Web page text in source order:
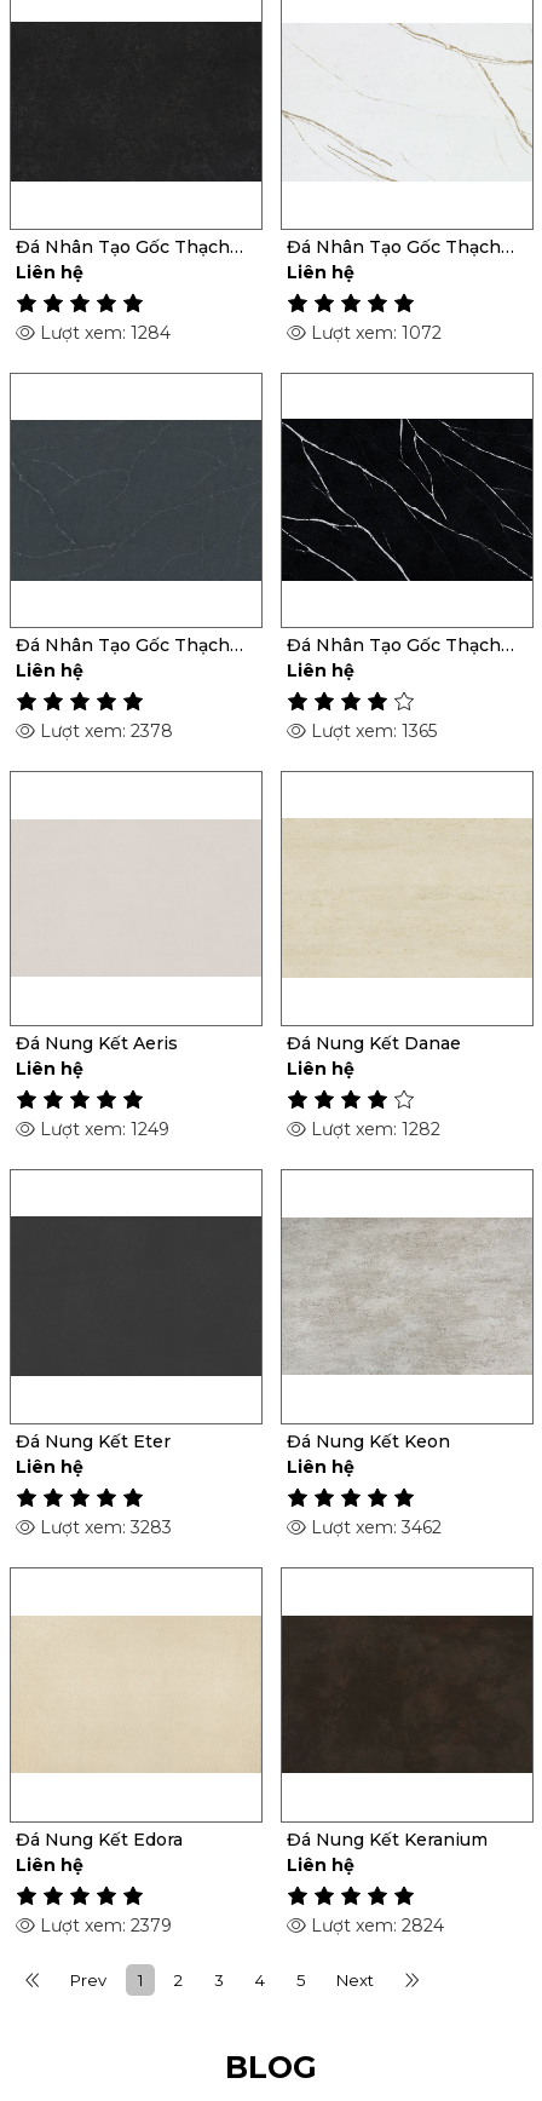
Đá Nhân Tạo Gốc Thạch
Anh Corktown
Liên hệ
Lượt xem: 1284
Đá Nhân Tạo Gốc Thạch
Anh Et D'Or
Liên hệ
Lượt xem: 1072
Đá Nhân Tạo Gốc Thạch
Anh Charcoal Soapstone
Liên hệ
Lượt xem: 2378
Đá Nhân Tạo Gốc Thạch
Anh Et Marquina
Liên hệ
Lượt xem: 1365
Đá Nung Kết Aeris
Liên hệ
Lượt xem: 1249
Đá Nung Kết Danae
Liên hệ
Lượt xem: 1282
Đá Nung Kết Eter
Liên hệ
Lượt xem: 3283
Đá Nung Kết Keon
Liên hệ
Lượt xem: 3462
Đá Nung Kết Edora
Liên hệ
Lượt xem: 2379
Đá Nung Kết Keranium
Liên hệ
Lượt xem: 2824
Prev 1 2 3 4 5 Next
BLOG